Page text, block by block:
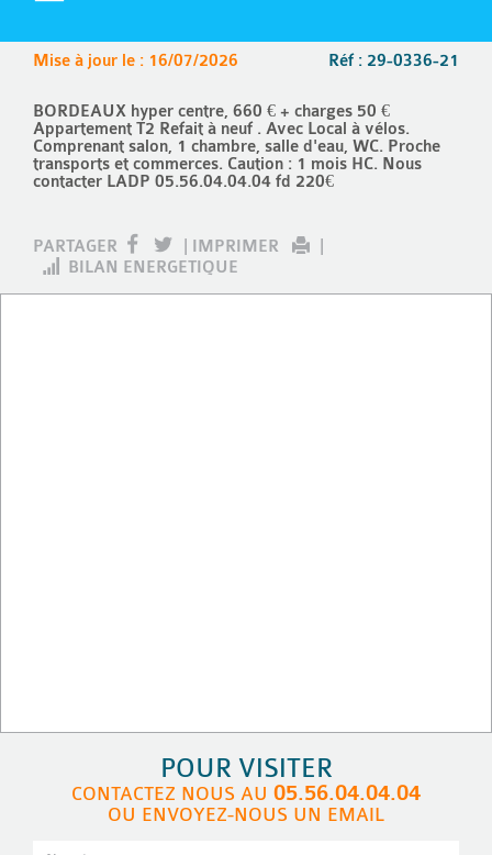
Réf : 29-0336-21
Mise à jour le : 16/07/2026
BORDEAUX hyper centre, 660 € + charges 50 €
Appartement T2 Refait à neuf . Avec Local à vélos.
Comprenant salon, 1 chambre, salle d'eau, WC. Proche
transports et commerces. Caution : 1 mois HC. Nous
contacter LADP 05.56.04.04.04 fd 220€
PARTAGER IMPRIMER
BILAN ENERGETIQUE
POUR VISITER
CONTACTEZ NOUS AU 05.56.04.04.04
OU ENVOYEZ-NOUS UN EMAIL